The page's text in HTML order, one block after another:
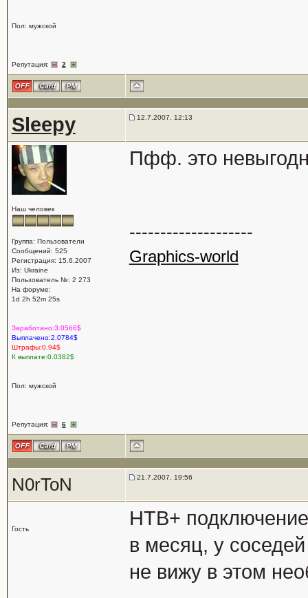
Пол: мужской
Репутация: 2
Sleepy 12.7.2007, 12:13
Наш человек
Группа: Пользователи
Сообщений: 525
Регистрация: 15.6.2007
Из: Ukraine
Пользователь №: 2 273
На форуме:
1d 2h 52m 25s
Заработано:3.0566$
Выплачено:2.0784$
Штрафы:0.94$
К выплате:0.0382$
Пол: мужской
Репутация: 6
Пфф. это
--------------------
Graphics-world
N0rToN 21.7.2007, 19:56
Гость
НТВ+
в месяц, у
не вижу в этом